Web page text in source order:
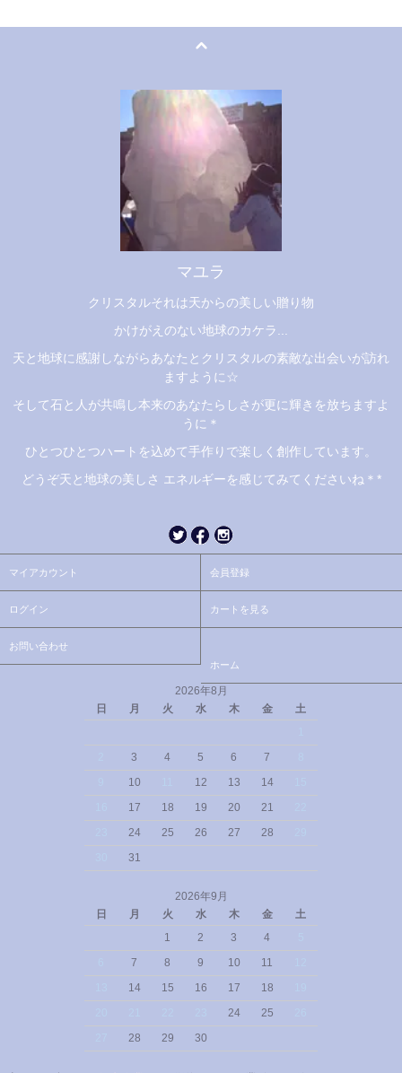
マユラ
クリスタルそれは天からの美しい贈り物
かけがえのない地球のカケラ...
天と地球に感謝しながらあなたとクリスタルの素敵な出会いが訪れ
ますように☆
そして石と人が共鳴し本来のあなたらしさが更に輝きを放ちますよ
うに＊
ひとつひとつハートを込めて手作りで楽しく創作しています。
どうぞ天と地球の美しさ エネルギーを感じてみてくださいね＊*
マイアカウント 会員登録
ログイン カートを見る
お問い合わせ
ホーム
2026年8月
日
月 火 水 木 金
土
3 4 5 6 7
10 12 13 14
17 18 19 20 21
24 25 26 27 28
31
2026年9月
日
月 火 水 木 金
土
1
2 3 4
7 8 9 10 11
14 15 16 17 18
24 25
28 29 30